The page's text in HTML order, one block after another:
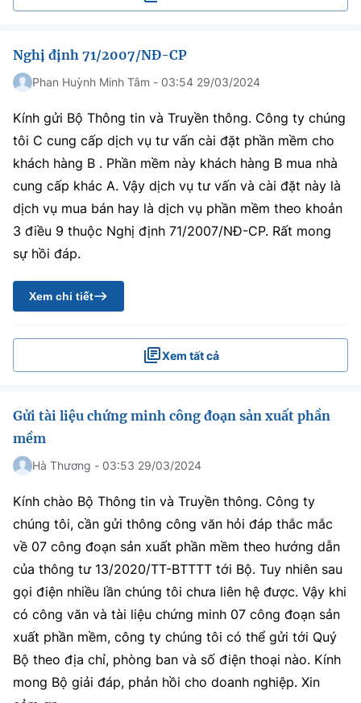
Nghị định 71/2007/NĐ-CP
Phan Huỳnh Minh Tâm - 03:54 29/03/2024
Kính gửi Bộ Thông tin và Truyền thông. Công ty chúng
tôi C cung cấp dịch vụ tư vấn cài đặt phần mềm cho
khách hàng B . Phần mềm này khách hàng B mua nhà
cung cấp khác A. Vậy dịch vụ tư vấn và cài đặt này là
dịch vụ mua bán hay là dịch vụ phần mềm theo khoản
3 điều 9 thuộc Nghị định 71/2007/NĐ-CP. Rất mong
sự hồi đáp.
Xem chi tiết
Xem tất cả
Gửi tài liệu chứng minh công đoạn sản xuất phần
mềm
Hà Thương - 03:53 29/03/2024
Kính chào Bộ Thông tin và Truyền thông. Công ty
chúng tôi, cần gửi thông công văn hỏi đáp thắc mắc
về 07 công đoạn sản xuất phần mềm theo hướng dẫn
của thông tư 13/2020/TT-BTTTT tới Bộ. Tuy nhiên sau
gọi điện nhiều lần chúng tôi chưa liên hệ được. Vậy khi
có công văn và tài liệu chứng minh 07 công đoạn sản
xuất phần mềm, công ty chúng tôi có thể gửi tới Quý
Bộ theo địa chỉ, phòng ban và số điện thoại nào. Kính
mong Bộ giải đáp, phản hồi cho doanh nghiệp. Xin